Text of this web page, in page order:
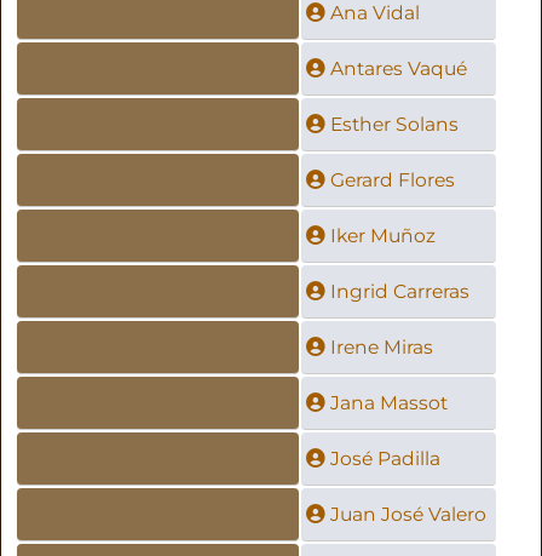
Ana Vidal
Antares Vaqué
Esther Solans
Gerard Flores
Iker Muñoz
Ingrid Carreras
Irene Miras
Jana Massot
José Padilla
Juan José Valero